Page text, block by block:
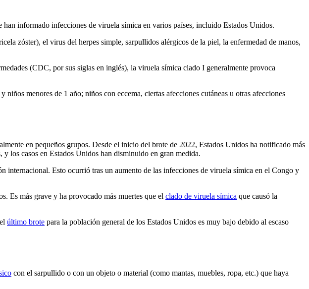
informado infecciones de viruela símica en varios países, incluido Estados Unidos.
zóster), el virus del herpes simple, sarpullidos alérgicos de la piel, la enfermedad de manos,
(CDC, por sus siglas en inglés), la viruela símica clado I generalmente provoca
menores de 1 año; niños con eccema, ciertas afecciones cutáneas u otras afecciones
en pequeños grupos. Desde el inicio del brote de 2022, Estados Unidos ha notificado más
y los casos en Estados Unidos han disminuido en gran medida.
internacional. Esto ocurrió tras un aumento de las infecciones de viruela símica en el Congo y
Es más grave y ha provocado más muertes que el clado de viruela símica que causó la
último brote para la población general de los Estados Unidos es muy bajo debido al escaso
con el sarpullido o con un objeto o material (como mantas, muebles, ropa, etc.) que haya